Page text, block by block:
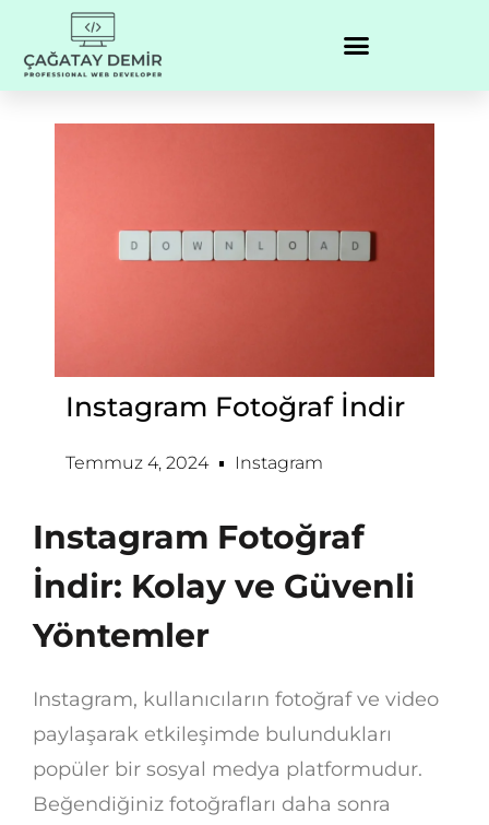
Instagram Fotoğraf İndir
Temmuz 4, 2024 Instagram
Instagram Fotoğraf
İndir: Kolay ve Güvenli
Yöntemler
Instagram, kullanıcıların fotoğraf ve video
paylaşarak etkileşimde bulundukları
popüler bir sosyal medya platformudur.
Beğendiğiniz fotoğrafları daha sonra